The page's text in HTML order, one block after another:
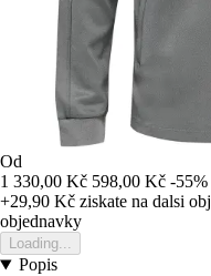
Od
1 330,00 Kč 598,00 Kč -55%
+29,90 Kč ziskate na dalsi
objednavky
Loading...
Popis